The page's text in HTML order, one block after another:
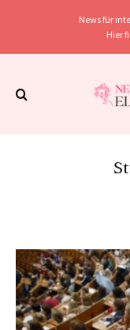
News für
Hier